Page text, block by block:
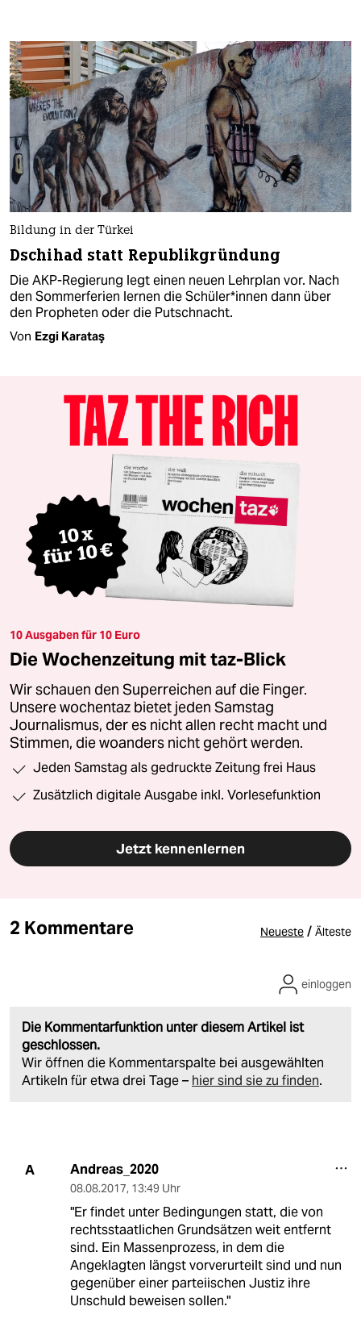
Bildung in der Türkei
Dschihad statt Republikgründung
Die AKP-Regierung legt einen neuen Lehrplan vor. Nach
den Sommerferien lernen die Schüler*innen dann über
den Propheten oder die Putschnacht.
Von Ezgi Karataş
10 Ausgaben für 10 Euro
Die Wochenzeitung mit taz-Blick
Wir schauen den Superreichen auf die Finger.
Unsere wochentaz bietet jeden Samstag
Journalismus, der es nicht allen recht macht und
Stimmen, die woanders nicht gehört werden.
Jeden Samstag als gedruckte Zeitung frei Haus
Zusätzlich digitale Ausgabe inkl. Vorlesefunktion
Jetzt kennenlernen
2 Kommentare Neueste / Älteste
Die Kommentarfunktion unter diesem Artikel ist
geschlossen.
Wir öffnen die Kommentarspalte bei ausgewählten
Artikeln für etwa drei Tage – hier sind sie zu finden.
einloggen
A Andreas_2020
08.08.2017, 13:49 Uhr
"Er findet unter Bedingungen statt, die von
rechtsstaatlichen Grundsätzen weit entfernt
sind. Ein Massenprozess, in dem die
Angeklagten längst vorverurteilt sind und nun
gegenüber einer parteiischen Justiz ihre
Unschuld beweisen sollen."